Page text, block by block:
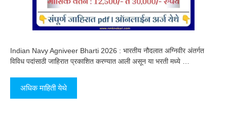
Indian Navy Agniveer Bharti 2026 : भारतीय नौदलात अग्निवीर अंतर्गत
विविध पदांसाठी जाहिरात प्रकाशित करण्यात आली असून या भरती मध्ये …
अधिक माहिती येथे